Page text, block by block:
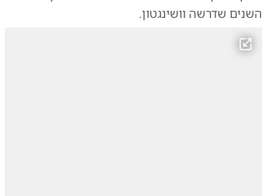
השנים שדרשה וושינגטון.